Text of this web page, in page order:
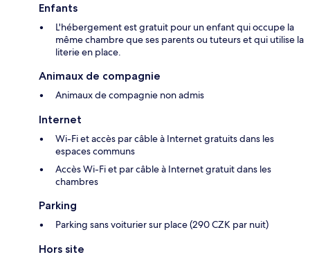
Enfants
L'hébergement est gratuit pour un enfant qui occupe la
même chambre que ses parents ou tuteurs et qui utilise la
literie en place.
Animaux de compagnie
Animaux de compagnie non admis
Internet
Wi-Fi et accès par câble à Internet gratuits dans les
espaces communs
Accès Wi-Fi et par câble à Internet gratuit dans les
chambres
Parking
Parking sans voiturier sur place (290 CZK par nuit)
Hors site